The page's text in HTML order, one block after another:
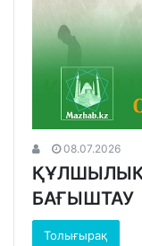
08.07.2026
БАҒЫШТАУ
Толығырақ